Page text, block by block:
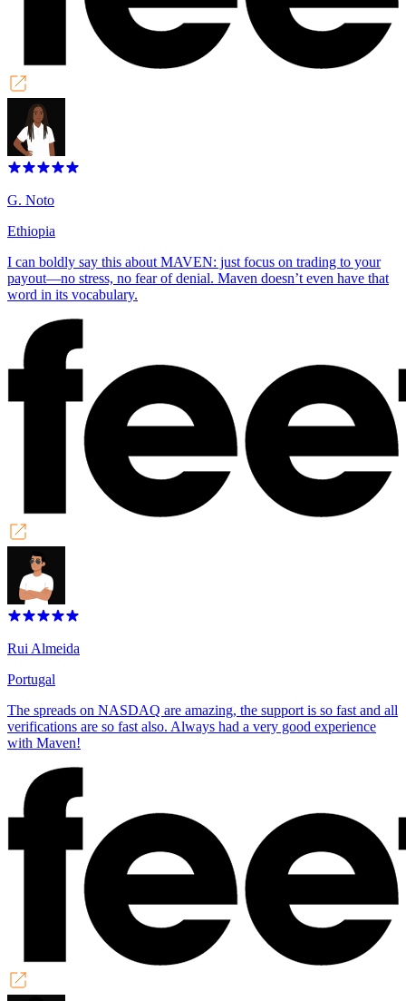
G. Noto
Ethiopia
I can boldly say this about MAVEN: just focus on trading to your
payout—no stress, no fear of denial. Maven doesn’t even have that
word in its vocabulary.
Rui Almeida
Portugal
The spreads on NASDAQ are amazing, the support is so fast and all
verifications are so fast also. Always had a very good experience
with Maven!